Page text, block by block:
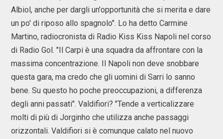
Albiol, anche per dargli un'opportunità che si merita e dare
un po' di riposo allo spagnolo". Lo ha detto Carmine
Martino, radiocronista di Radio Kiss Kiss Napoli nel corso
di Radio Gol. "Il Carpi è una squadra da affrontare con la
massima concentrazione. Il Napoli non deve snobbare
questa gara, ma credo che gli uomini di Sarri lo sanno
bene. Su questo ho poche preoccupazioni, a differenza
degli anni passati". Valdifiori? "Tende a verticalizzare
molti di più di Jorginho che utilizza anche passaggi
orizzontali. Valdifiori si è comunque calato nel nuovo